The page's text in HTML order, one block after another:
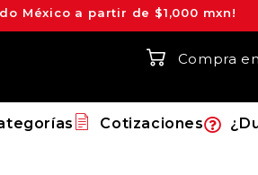
México a partir de $1,000 mxn!
Compra
Cotizaciones